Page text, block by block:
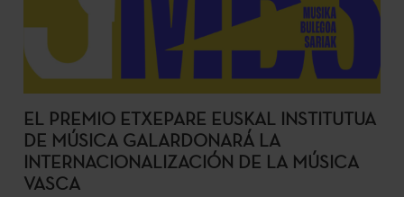
EL PREMIO ETXEPARE EUSKAL INSTITUTUA
DE MÚSICA GALARDONARÁ LA
INTERNACIONALIZACIÓN DE LA MÚSICA
VASCA